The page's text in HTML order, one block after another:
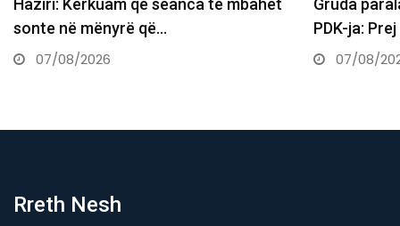
mbahet
Gruda paralajmëron ndryshime te
PDK-ja: Prej nesër do të ndërtojmë…
Rreth Nesh